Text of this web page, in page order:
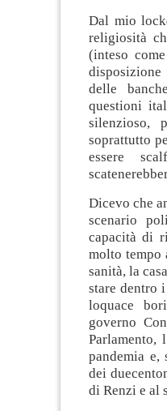
Dal mio
religiosità
(inteso
delle
questioni
silenzioso,
soprattutto
essere
Dicevo che
scenario
capacità di
molto tempo
sanità, la
stare dentro
loquace
governo
Parlamento,
pandemia e,
dei
di Renzi e al